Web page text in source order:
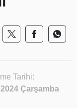
Tarihi:
Çarşamba